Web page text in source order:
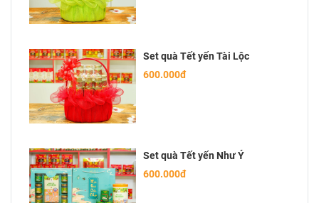
Set quà Tết yến Tài Lộc
600.000đ
Set quà Tết yến Như Ý
600.000đ